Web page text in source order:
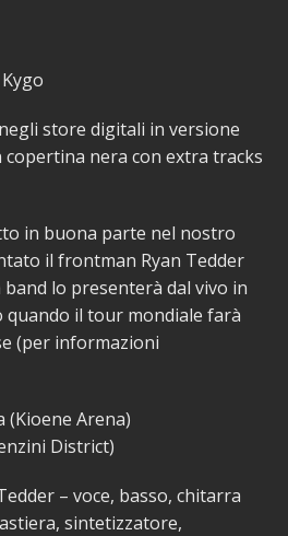
store digitali in versione
copertina nera con extra tracks
in buona parte nel nostro
il frontman Ryan Tedder
lo presenterà dal vivo in
il tour mondiale farà
(per informazioni
(Kioene Arena)
District)
– voce, basso, chitarra
sintetizzatore,